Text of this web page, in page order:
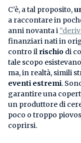
C’è, a tal proposito,
a raccontare in
anni novanta i
finanziari nati in
contro il rischio di
tale scopo
ma, in realtà, simili
eventi estremi.
garantire una
un produttore di
poco o troppo
coprirsi.